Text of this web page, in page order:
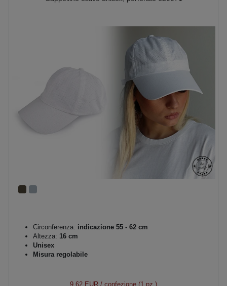
Circonferenza: indicazione 55 - 62 cm
Altezza: 16 cm
Unisex
Misura regolabile
9,62 EUR / confezione (1 pz.)